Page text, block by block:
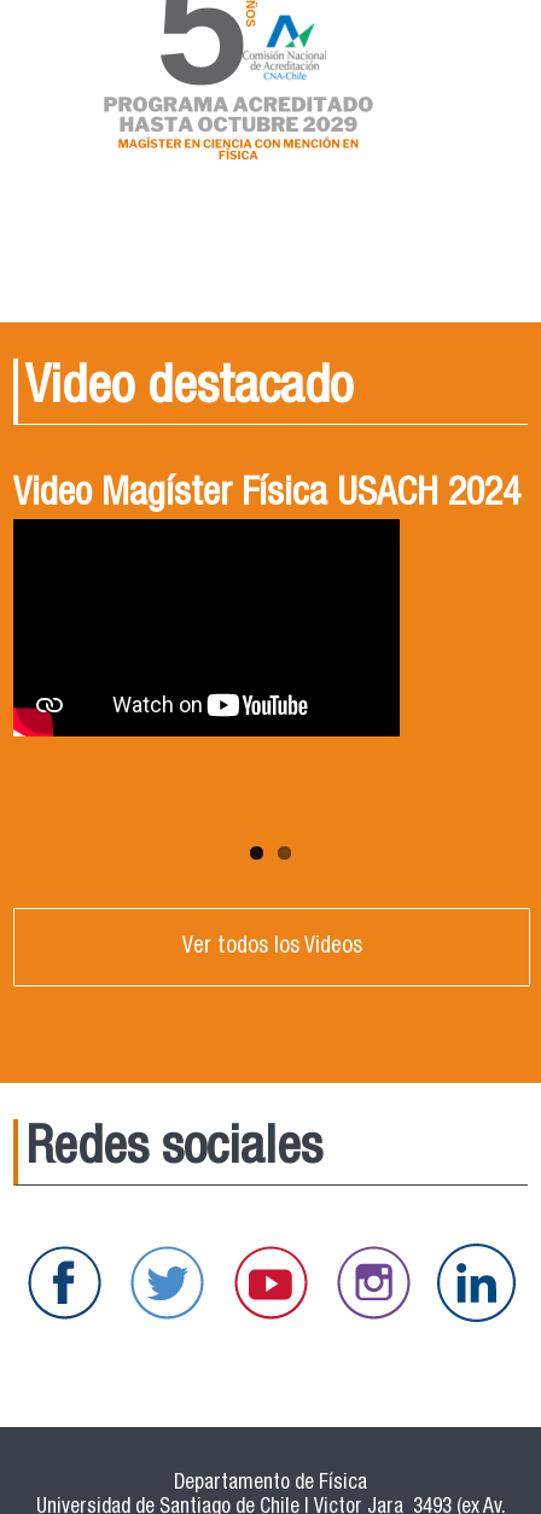
Video destacado
Video Magíster Física USACH 2024
Video Doctorado Física USACH
Ver todos los Videos
Redes sociales
Departamento de Física
Universidad de Santiago de Chile | Victor Jara 3493 (ex Av.